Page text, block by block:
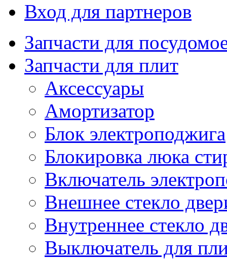
Вход для партнеров
Запчасти для
Запчасти для плит
Аксессуары
Амортизатор
Блок электроподжига
Блокировка люка
Включатель
Внешнее стекло
Внутреннее стекло
Выключатель для